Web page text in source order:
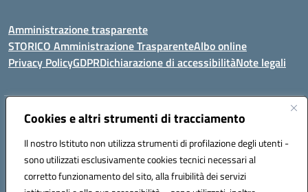
Cookies e altri strumenti di tracciamento
Il nostro Istituto non utilizza strumenti di profilazione degli utenti -
sono utilizzati esclusivamente cookies tecnici necessari al
corretto funzionamento del sito, alla fruibilità dei servizi
Amministrazione trasparente
STORICO Amministrazione TrasparenteAlbo online
Privacy PolicyGDPRDichiarazione di accessibilitàNote legali
Indirizzo:Piazza S. G. Bosco, 1 95014 Giarre (CT)
Posta elettronica certificata (PEC):ctic8az00a@pec.istruzione.it
Codice fiscale: 92001680872
Codice meccanografico: CTIC8AZ00A